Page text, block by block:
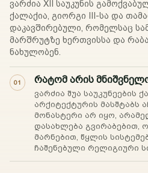
ვარძია XII საუკუნის
ქალაქია, გიორგი III-სა და
დაკავშირებული, რომელსაც
მარშრუტზე ხერთვისსა და
ნახულობენ.
01 რატომ არის
ვარძია შუა საუკუნეების
არქიტექტურის მასშტაბს
მონასტერი არ იყო,
დასახლება გვირაბებით,
მარნებით, წყლის
ჩაშენებული რელიგიური